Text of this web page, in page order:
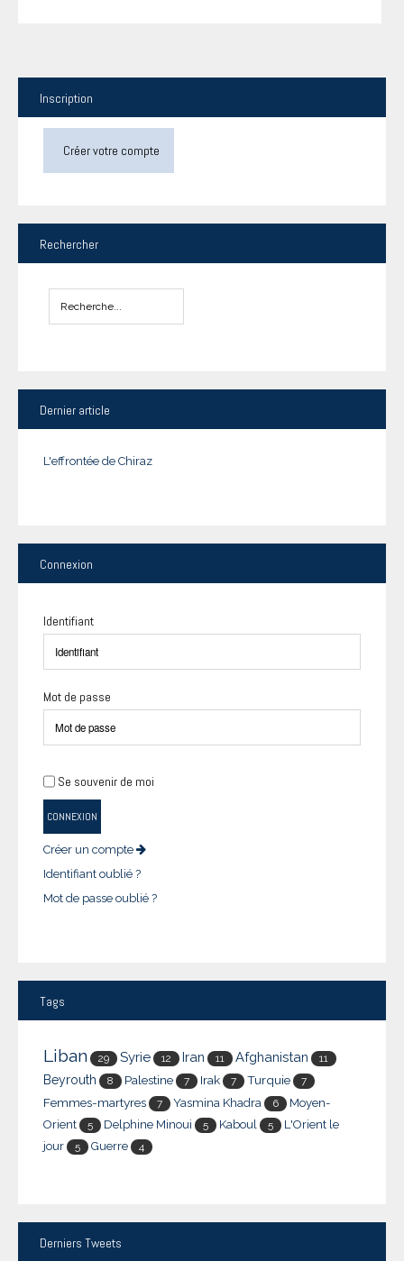
Inscription
Créer votre compte
Rechercher
Dernier article
L'effrontée de Chiraz
Connexion
Identifiant
Mot de passe
Se souvenir de moi
CONNEXION
Créer un compte
Identifiant oublié ?
Mot de passe oublié ?
Tags
Liban 29 Syrie 12 Iran 11 Afghanistan 11
Beyrouth 8 Palestine 7 Irak 7 Turquie 7
Femmes-martyres 7 Yasmina Khadra 6
Moyen-
Orient
5 Delphine Minoui 5 Kaboul 5
L'Orient le
jour
5 Guerre 4
Derniers Tweets